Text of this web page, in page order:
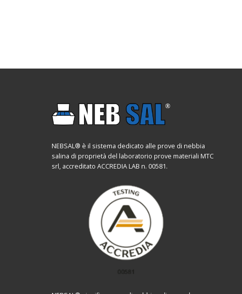
NEBSAL® è il sistema dedicato alle prove di nebbia
salina di proprietà del laboratorio prove materiali MTC
srl, accreditato ACCREDIA LAB n. 00581.